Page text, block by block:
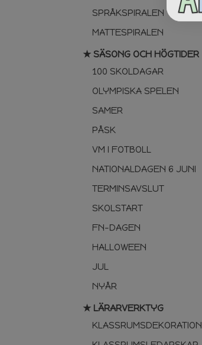
SPRÅKSPIRALEN
MATTESPIRALEN
★ SÄSONG OCH HÖGTIDER
100 SKOLDAGAR
OLYMPISKA SPELEN
SAMER
PÅSK
VM I FOTBOLL
NATIONALDAGEN 6 JUNI
TERMINSAVSLUT
SKOLSTART
FN-DAGEN
HALLOWEEN
JUL
NYÅR
★ LÄRARVERKTYG
KLASSRUMSDEKORATION